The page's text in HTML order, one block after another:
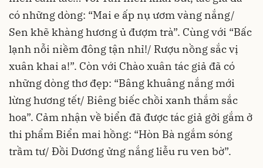
có những dòng: “Mai e ấp nụ ươm vàng nắng/
Sen khẽ khàng hương ủ đượm trà”. Cùng với “Bấc
lạnh nỗi niềm đông tận nhỉ!/ Rượu nồng sắc vị
xuân khai a!”. Còn với Chào xuân tác giả đã có
những dòng thơ đẹp: “Bâng khuâng nắng mới
lừng hương tết/ Biêng biếc chồi xanh thắm sắc
hoa”. Cảm nhận về biển đã được tác giả gởi gắm ở
thi phẩm Biển mai hồng: “Hòn Bà ngắm sóng
trầm tư/ Đồi Dương ửng nắng liễu ru ven bờ”.